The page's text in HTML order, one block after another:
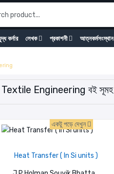
কর্নার লেখক প্রকাশনী আত্নকর্মসংস্থান
Textile Engineering বই সূমহ
একটু পড়ে দেখুন
Heat Transfer ( In Si units )